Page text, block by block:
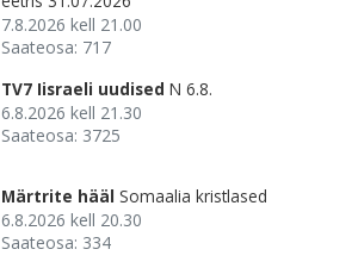
7.8.2026 kell 21.00
Saateosa: 717
TV7 Iisraeli uudised N 6.8.
6.8.2026 kell 21.30
Saateosa: 3725
Märtrite hääl Somaalia kristlased
6.8.2026 kell 20.30
Saateosa: 334